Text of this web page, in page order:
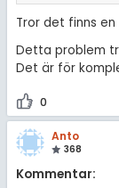
Tror det finns
Detta problem
Det är för
0
Anto
368
Kommentar: